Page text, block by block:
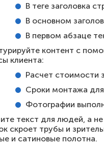
В теге заголовка
В основном
В первом абзаце
контент с
клиента:
Расчет стоимости
Сроки монтажа
Фотографии
текст для людей, а
скроет трубы и
и сатиновые полотна.